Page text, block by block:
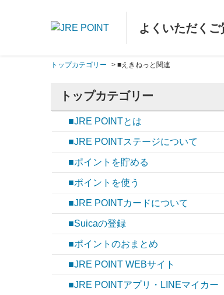
よくいただくご
トップカテゴリー > ■えきねっと関連
トップカテゴリー
■JRE POINTとは
■JRE POINTステージについて
■ポイントを貯める
■ポイントを使う
■JRE POINTカードについて
■Suicaの登録
■ポイントのおまとめ
■JRE POINT WEBサイト
■JRE POINTアプリ・LINEマイカー